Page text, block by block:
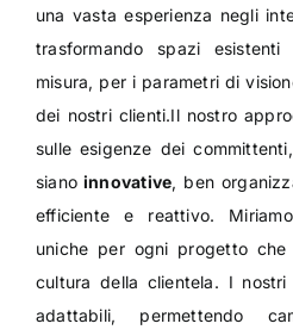
una vasta esperienza negli
trasformando spazi
misura, per i parametri di
dei nostri clienti.Il nostro
sulle esigenze dei
siano innovative, ben
efficiente e reattivo.
uniche per ogni progetto
cultura della clientela. I
adattabili, permettendo